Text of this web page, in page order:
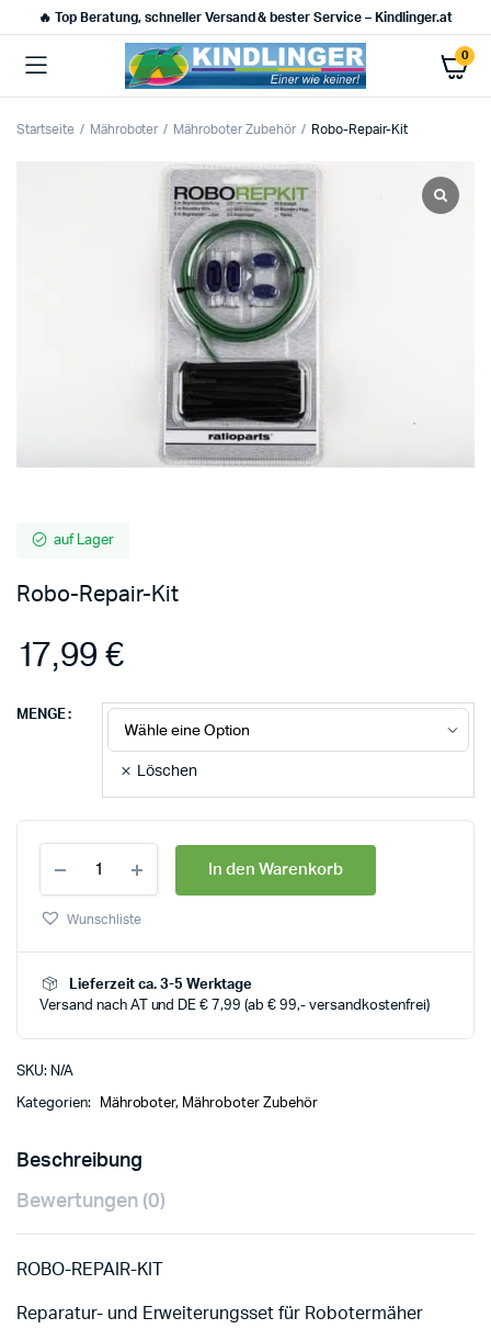
🔥 Top Beratung, schneller Versand & bester Service – Kindlinger.at
0
Startseite Mähroboter Mähroboter Zubehör Robo-Repair-Kit
auf Lager
Robo-Repair-Kit
17,99€
MENGE
Löschen
In den Warenkorb
Wunschliste
Lieferzeit ca. 3-5 Werktage
Versand nach AT und DE € 7,99 (ab € 99,- versandkostenfrei)
SKU: N/A
Kategorien: Mähroboter, Mähroboter Zubehör
Beschreibung
Bewertungen (0)
ROBO-REPAIR-KIT
Reparatur- und Erweiterungsset für Robotermäher